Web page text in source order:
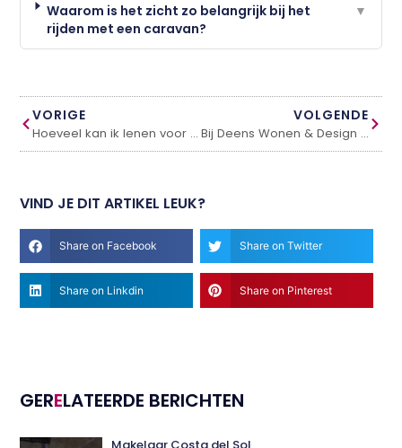
Waarom is het zicht zo belangrijk bij het
rijden met een caravan?
▼
VORIGE
Hoeveel kan ik lenen voor een verbouwing
VOLGENDE
Bij Deens Wonen & Design doe je inspiratie op voor je interieur
VIND JE DIT ARTIKEL LEUK?
Share on Facebook Share on Twitter
Share on Linkdin Share on Pinterest
GERELATEERDE BERICHTEN